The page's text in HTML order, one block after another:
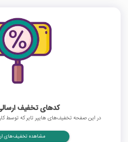
کدهای تخفیف
در این صفحه تخفیف‌های هایپر تایر که توسط
مشاهده تخفیف‌های